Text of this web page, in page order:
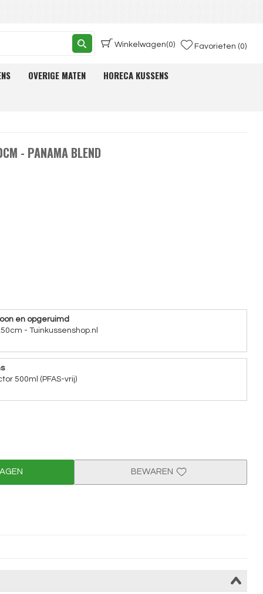
Winkelwagen(0) Favorieten (0)
OVERIGE MATEN HORECA KUSSENS
- PANAMA BLEND
en opgeruimd
- Tuinkussenshop.nl
500ml (PFAS-vrij)
BEWAREN